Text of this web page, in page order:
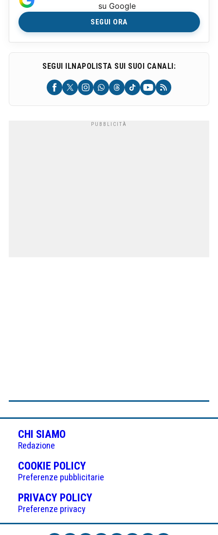
su Google
SEGUI ORA
SEGUI ILNAPOLISTA SUI SUOI CANALI:
CHI SIAMO
Redazione
COOKIE POLICY(APRE
IN
UNA
NUOVA
Preferenze pubblicitarie
PRIVACY POLICY(APRE
UNA
Preferenze privacy